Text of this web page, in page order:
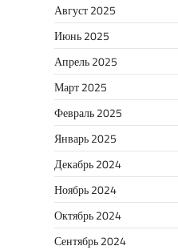
Август 2025
Июнь 2025
Апрель 2025
Март 2025
Февраль 2025
Январь 2025
Декабрь 2024
Ноябрь 2024
Октябрь 2024
Сентябрь 2024